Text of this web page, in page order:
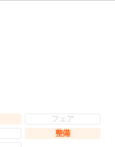
フェア
整備